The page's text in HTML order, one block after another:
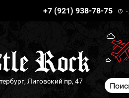
+7 (921) 938-78-75 -
Лиговский пр, 47